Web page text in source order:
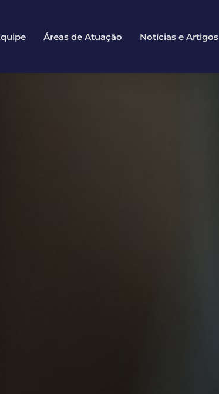
Áreas de Atuação Notícias e Artigos